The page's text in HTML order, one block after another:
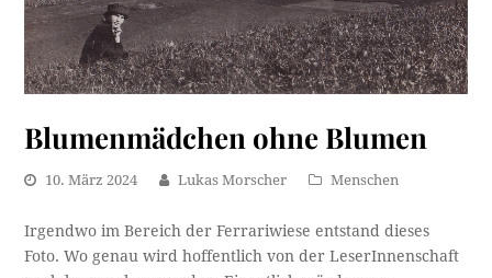
Blumenmädchen ohne Blumen
10. März 2024 Lukas Morscher Menschen
Irgendwo im Bereich der Ferrariwiese entstand dieses
Foto. Wo genau wird hoffentlich von der LeserInnenschaft